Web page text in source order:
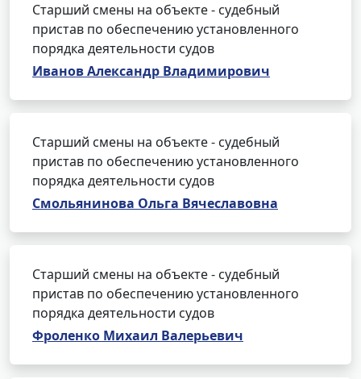
Старший смены на объекте - судебный
пристав по обеспечению установленного
порядка деятельности судов
Иванов Александр Владимирович
Старший смены на объекте - судебный
пристав по обеспечению установленного
порядка деятельности судов
Смольянинова Ольга Вячеславовна
Старший смены на объекте - судебный
пристав по обеспечению установленного
порядка деятельности судов
Фроленко Михаил Валерьевич